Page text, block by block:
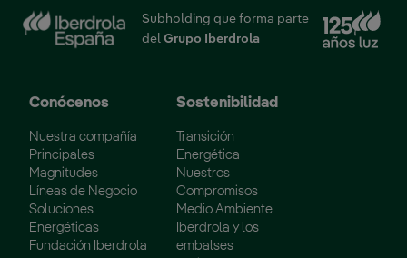
Subholding que forma parte
del Grupo Iberdrola
Conócenos
Nuestra compañía
Principales
Magnitudes
Líneas de Negocio
Soluciones
Energéticas
Fundación Iberdrola
Sostenibilidad
Transición
Energética
Nuestros
Compromisos
Medio Ambiente
Iberdrola y los
embalses